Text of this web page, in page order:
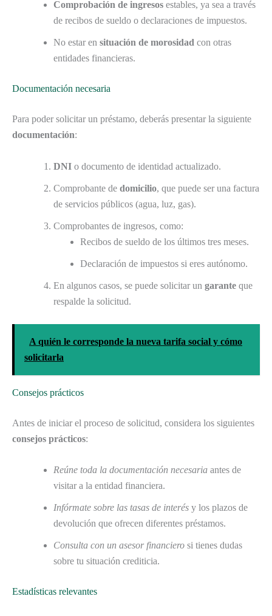
Comprobación de ingresos estables, ya sea a través
de recibos de sueldo o declaraciones de impuestos.
No estar en situación de morosidad con otras
entidades financieras.
Documentación necesaria
Para poder solicitar un préstamo, deberás presentar la siguiente
documentación:
DNI o documento de identidad actualizado.
Comprobante de domicilio, que puede ser una factura
de servicios públicos (agua, luz, gas).
Comprobantes de ingresos, como:
Recibos de sueldo de los últimos tres meses.
Declaración de impuestos si eres autónomo.
En algunos casos, se puede solicitar un garante que
respalde la solicitud.
A quién le corresponde la nueva tarifa social y cómo
solicitarla
Consejos prácticos
Antes de iniciar el proceso de solicitud, considera los siguientes
consejos prácticos:
Reúne toda la documentación necesaria antes de
visitar a la entidad financiera.
Infórmate sobre las tasas de interés y los plazos de
devolución que ofrecen diferentes préstamos.
Consulta con un asesor financiero si tienes dudas
sobre tu situación crediticia.
Estadísticas relevantes